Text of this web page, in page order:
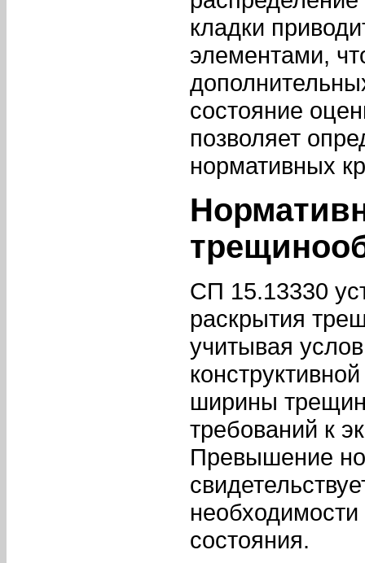
кладки
элементами,
состояние
позволяет
нормативных
СП 15.13330
раскрытия
учитывая
ширины трещин
требований к
Превышение
необходимости
состояния.